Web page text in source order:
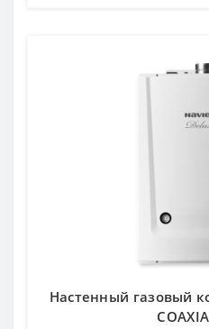
Настенный газовый